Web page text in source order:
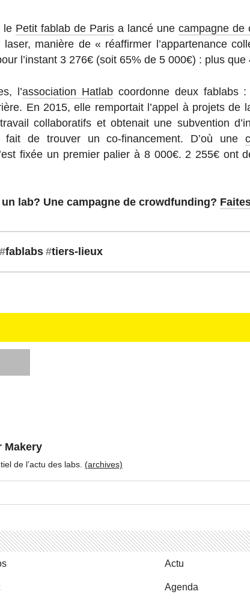
le Petit fablab de Paris a lancé une cam­pagne de
laser, manière de « ré­af­fir­mer l’ap­par­te­nance
l’ins­tant 3 276€ (soit 65% de 5 000€) : plus que
l’as­so­cia­tion Hatlabco­or­donne deux fablabs :
En 2015, elle rem­por­tait l’appel à projets de
col­la­bo­ra­tifs et ob­te­nait une sub­ven­tion
fait de trouver un co-fi­nan­ce­ment. D’où une
fixée un premier palier à 8 000€. 2 255€ ont
lab? Une cam­pagne de crowd­fun­ding?
#fablabs #tiers-lieux
Makery
de l’actu des labs. (ar­chives)
Actu
Agenda